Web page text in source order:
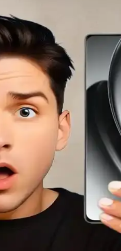
edilir, akıllı telefonların
Durumu
ihtiyaçlarına uygun cihazlar
elmas veya altın kaplamalı
sektörlerde kullanılmaya devam
Bir Model
bir modeldir. Günümüzde nostalji
telefonun genel özellikleri ve